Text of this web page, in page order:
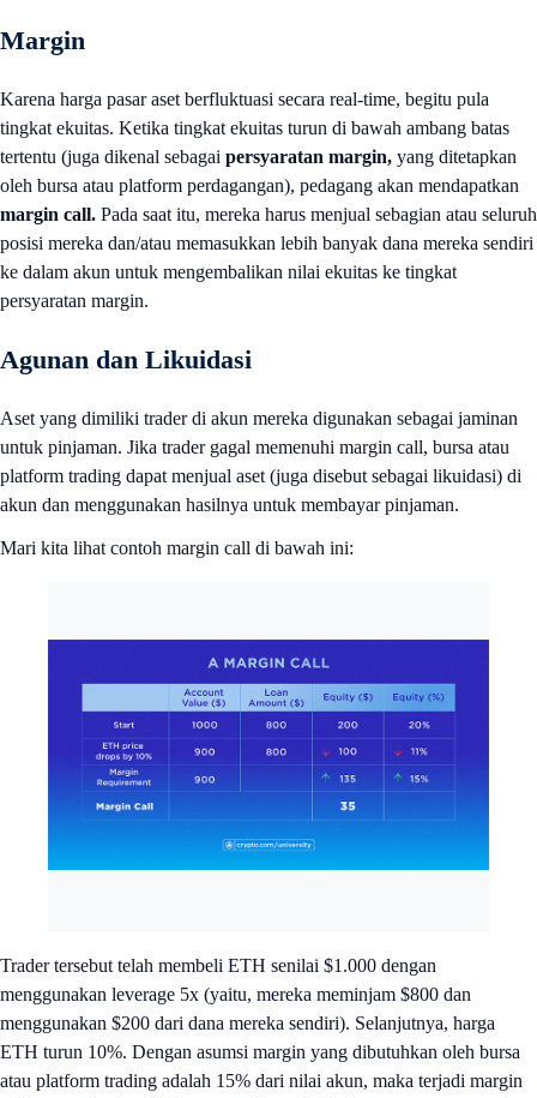
Margin
Karena harga pasar aset berfluktuasi secara real-time, begitu pula
tingkat ekuitas. Ketika tingkat ekuitas turun di bawah ambang batas
tertentu (juga dikenal sebagai persyaratan margin, yang ditetapkan
oleh bursa atau platform perdagangan), pedagang akan mendapatkan
margin call. Pada saat itu, mereka harus menjual sebagian atau seluruh
posisi mereka dan/atau memasukkan lebih banyak dana mereka sendiri
ke dalam akun untuk mengembalikan nilai ekuitas ke tingkat
persyaratan margin.
Agunan dan Likuidasi
Aset yang dimiliki trader di akun mereka digunakan sebagai jaminan
untuk pinjaman. Jika trader gagal memenuhi margin call, bursa atau
platform trading dapat menjual aset (juga disebut sebagai likuidasi) di
akun dan menggunakan hasilnya untuk membayar pinjaman.
Mari kita lihat contoh margin call di bawah ini:
Trader tersebut telah membeli ETH senilai $1.000 dengan
menggunakan leverage 5x (yaitu, mereka meminjam $800 dan
menggunakan $200 dari dana mereka sendiri). Selanjutnya, harga
ETH turun 10%. Dengan asumsi margin yang dibutuhkan oleh bursa
atau platform trading adalah 15% dari nilai akun, maka terjadi margin